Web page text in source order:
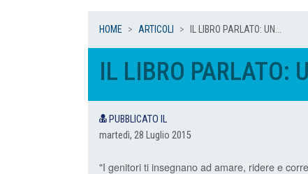
HOME ARTICOLI IL LIBRO PARLATO: UN...
IL LIBRO PARLATO:
PUBBLICATO IL
martedì, 28 Luglio 2015
"I genitori ti insegnano ad amare, ridere e